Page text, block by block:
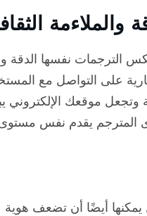
نفسها الدقة
على التواصل مع
موقعك الإلكتروني
يقدم نفس مستوى
أيضًا أن تضعف هوية